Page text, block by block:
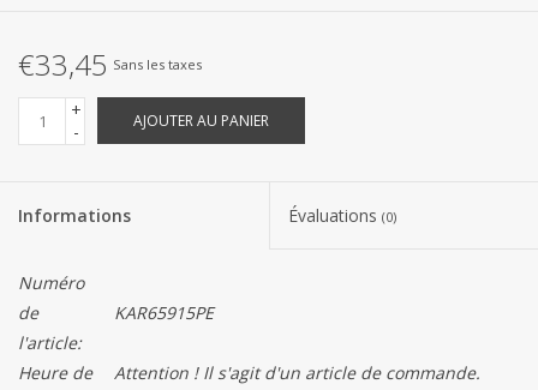
€33,45 Sans les taxes
+
-
AJOUTER AU PANIER
Informations Évaluations (0)
Numéro
de
l'article:
KAR65915PE
Heure de
Attention ! Il s'agit d'un article de commande.